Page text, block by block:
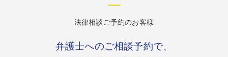
法律相談ご予約のお客様
弁護士へのご相談予約で、